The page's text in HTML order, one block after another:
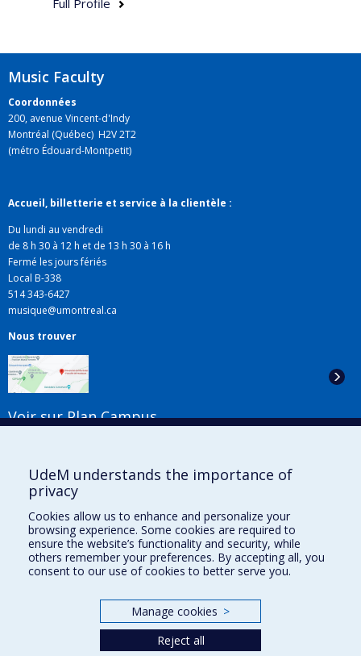
Full Profile
Music Faculty
Coordonnées
200, avenue Vincent-d'Indy
Montréal (Québec) H2V 2T2
(métro Édouard-Montpetit)
Accueil, billetterie et service à la clientèle :
Du lundi au vendredi
de 8 h 30 à 12 h et de 13 h 30 à 16 h
Fermé les jours fériés
Local B-338
514 343-6427
musique@umontreal.ca
Nous trouver
Voir sur Plan Campus
Liens utiles
Plan du site
Accessibilité
Donner à la Faculté de musique
UdeM understands the importance of
privacy
Cookies allow us to enhance and personalize your
browsing experience. Some cookies are required to
ensure the website’s functionality and security, while
others remember your preferences. By accepting all, you
consent to our use of cookies to better serve you.
Manage cookies >
Reject all